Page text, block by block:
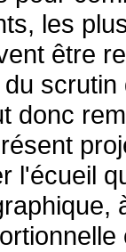
les
être
donc
l'écueil